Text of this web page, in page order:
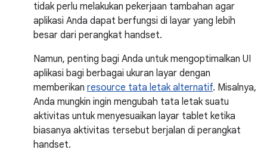
tidak perlu melakukan pekerjaan tambahan agar
aplikasi Anda dapat berfungsi di layar yang lebih
besar dari perangkat handset.
Namun, penting bagi Anda untuk mengoptimalkan UI
aplikasi bagi berbagai ukuran layar dengan
memberikan resource tata letak alternatif. Misalnya,
Anda mungkin ingin mengubah tata letak suatu
aktivitas untuk menyesuaikan layar tablet ketika
biasanya aktivitas tersebut berjalan di perangkat
handset.